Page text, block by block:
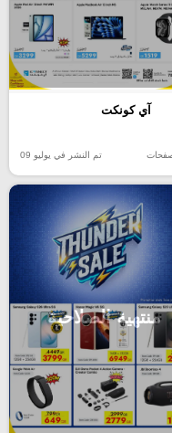
آي كونكت
تم النشر في يوليو 09
منتهية الصلاحية